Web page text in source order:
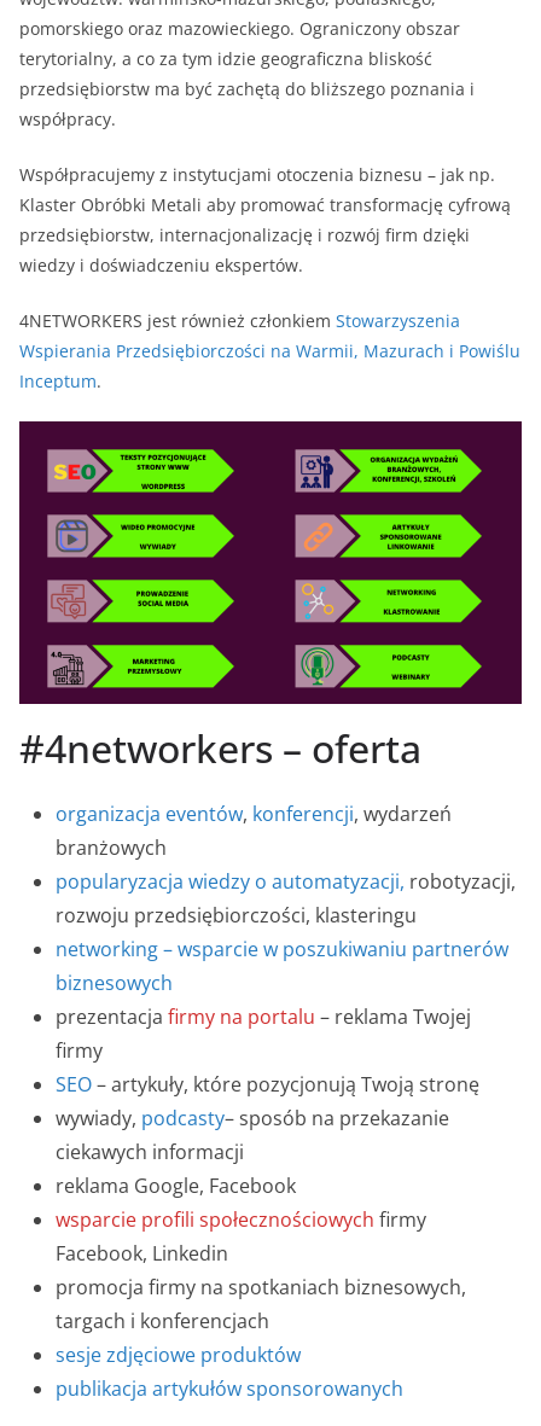
pomorskiego oraz mazowieckiego. Ograniczony obszar
terytorialny, a co za tym idzie geograficzna bliskość
przedsiębiorstw ma być zachętą do bliższego poznania i
współpracy.
Współpracujemy z instytucjami otoczenia biznesu – jak np.
Klaster Obróbki Metali aby promować transformację cyfrową
przedsiębiorstw, internacjonalizację i rozwój firm dzięki
wiedzy i doświadczeniu ekspertów.
4NETWORKERS jest również członkiem Stowarzyszenia
Wspierania Przedsiębiorczości na Warmii, Mazurach i Powiślu
Inceptum.
#4networkers – oferta
organizacja eventów, konferencji, wydarzeń
branżowych
popularyzacja wiedzy o automatyzacji, robotyzacji,
rozwoju przedsiębiorczości, klasteringu
networking – wsparcie w poszukiwaniu partnerów
biznesowych
prezentacja firmy na portalu – reklama Twojej
firmy
SEO– artykuły, które pozycjonują Twoją stronę
wywiady, podcasty– sposób na przekazanie
ciekawych informacji
reklama Google, Facebook
wsparcie profili społecznościowych firmy
Facebook, Linkedin
promocja firmy na spotkaniach biznesowych,
targach i konferencjach
sesje zdjęciowe produktów
publikacja artykułów sponsorowanych